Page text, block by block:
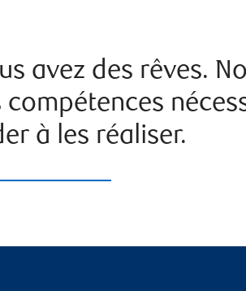
avez des rêves.
compétences
à les réaliser.